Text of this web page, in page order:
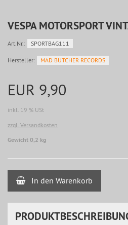
VESPA MOTORSPORT
Art.Nr.: SPORTBAG111
Hersteller: MAD BUTCHER RECORDS
EUR 9,90
inkl. 19 % USt
zzgl. Versandkosten
Gewicht 0,2 kg
In den Warenkorb